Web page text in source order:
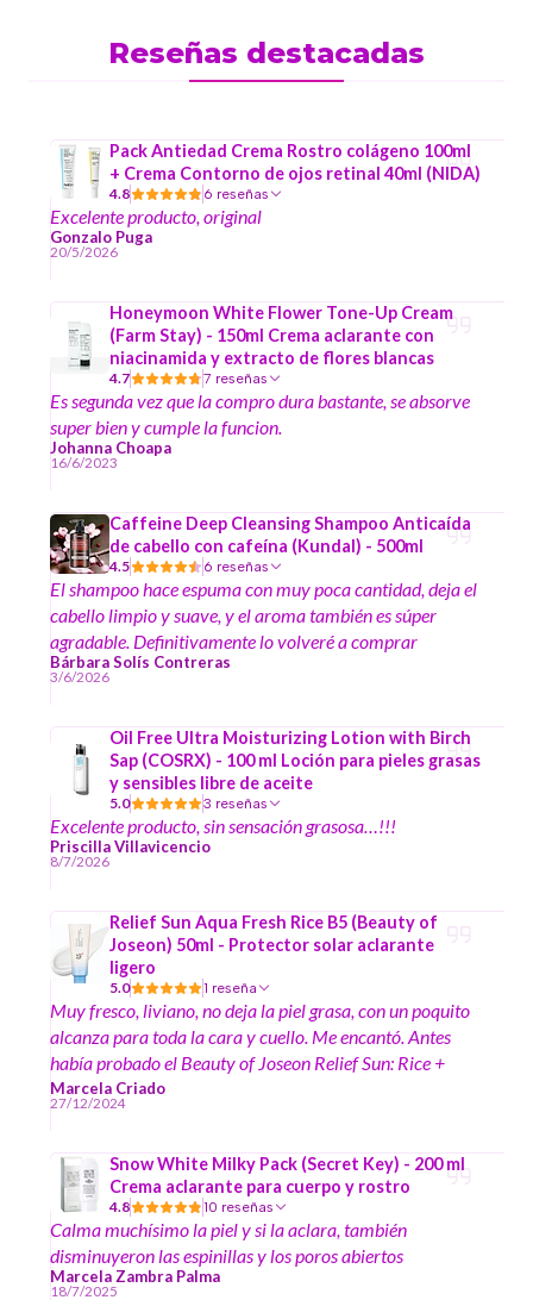
Reseñas destacadas
Pack Antiedad Crema Rostro colágeno 100ml
+ Crema Contorno de ojos retinal 40ml (NIDA)
4.8 6 reseñas
Excelente producto, original
Gonzalo Puga
20/5/2026
Honeymoon White Flower Tone-Up Cream
(Farm Stay) - 150ml Crema aclarante con
niacinamida y extracto de flores blancas
4.7 7 reseñas
Es segunda vez que la compro dura bastante, se absorve
super bien y cumple la funcion.
Johanna Choapa
16/6/2023
Caffeine Deep Cleansing Shampoo Anticaída
de cabello con cafeína (Kundal) - 500ml
4.5 6 reseñas
El shampoo hace espuma con muy poca cantidad, deja el
cabello limpio y suave, y el aroma también es súper
agradable. Definitivamente lo volveré a comprar
Bárbara Solís Contreras
3/6/2026
Oil Free Ultra Moisturizing Lotion with Birch
Sap (COSRX) - 100 ml Loción para pieles grasas
y sensibles libre de aceite
5.0 3 reseñas
Excelente producto, sin sensación grasosa…!!!
Priscilla Villavicencio
8/7/2026
Relief Sun Aqua Fresh Rice B5 (Beauty of
Joseon) 50ml - Protector solar aclarante
ligero
5.0 1 reseña
Muy fresco, liviano, no deja la piel grasa, con un poquito
alcanza para toda la cara y cuello. Me encantó. Antes
había probado el Beauty of Joseon Relief Sun: Rice +
Probiotics SPF50+ PA++++ y son muy similares. Ambos
exquisitos y protegen muy bien.
Marcela Criado
27/12/2024
Snow White Milky Pack (Secret Key) - 200 ml
Crema aclarante para cuerpo y rostro
4.8 10 reseñas
Calma muchísimo la piel y si la aclara, también
disminuyeron las espinillas y los poros abiertos
Marcela Zambra Palma
18/7/2025